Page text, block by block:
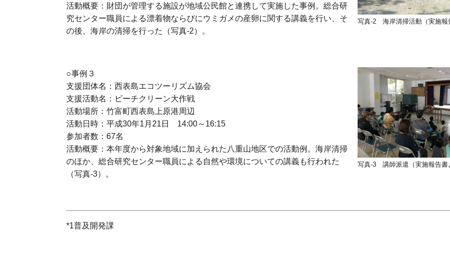
写真-2 海岸清掃活動（実施報
活動概要：財団が管理する施設が地域公民館と連携して実施した事例。総合研
究センター職員による漂着物ならびにウミガメの産卵に関する講義を行い、そ
の後、海岸の清掃を行った（写真-2）。
写真-3 講師派遣（実施報告書
○事例３
支援団体名：西表島エコツーリズム協会
支援活動名：ビーチクリーン大作戦
活動場所：竹富町西表島上原港周辺
活動日時：平成30年1月21日 14:00～16:15
参加者数：67名
活動概要：本年度から対象地域に加えられた八重山地区での活動例。海岸清掃
のほか、総合研究センター職員による自然や環境についての講義も行われた
（写真-3）。
*1普及開発課